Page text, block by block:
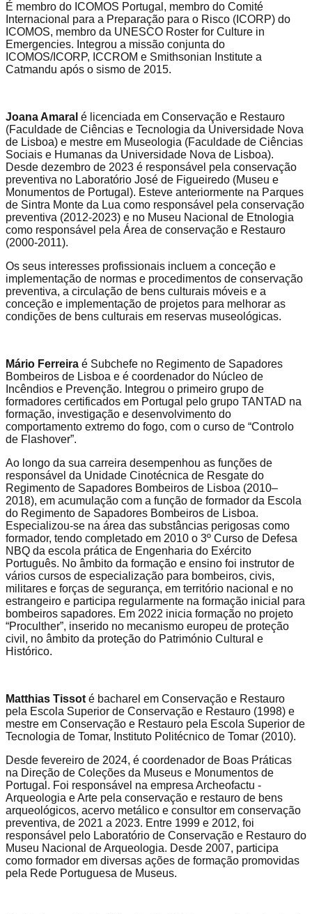
É membro do ICOMOS Portugal, membro do Comité
Internacional para a Preparação para o Risco (ICORP) do
ICOMOS, membro da UNESCO Roster for Culture in
Emergencies. Integrou a missão conjunta do
ICOMOS/ICORP, ICCROM e Smithsonian Institute a
Catmandu após o sismo de 2015.
Joana Amaral é licenciada em Conservação e Restauro
(Faculdade de Ciências e Tecnologia da Universidade Nova
de Lisboa) e mestre em Museologia (Faculdade de Ciências
Sociais e Humanas da Universidade Nova de Lisboa).
Desde dezembro de 2023 é responsável pela conservação
preventiva no Laboratório José de Figueiredo (Museu e
Monumentos de Portugal). Esteve anteriormente na Parques
de Sintra Monte da Lua como responsável pela conservação
preventiva (2012-2023) e no Museu Nacional de Etnologia
como responsável pela Área de conservação e Restauro
(2000-2011).
Os seus interesses profissionais incluem a conceção e
implementação de normas e procedimentos de conservação
preventiva, a circulação de bens culturais móveis e a
conceção e implementação de projetos para melhorar as
condições de bens culturais em reservas museológicas.
Mário Ferreira é Subchefe no Regimento de Sapadores
Bombeiros de Lisboa e é coordenador do Núcleo de
Incêndios e Prevenção. Integrou o primeiro grupo de
formadores certificados em Portugal pelo grupo TANTAD na
formação, investigação e desenvolvimento do
comportamento extremo do fogo, com o curso de “Controlo
de Flashover”.
Ao longo da sua carreira desempenhou as funções de
responsável da Unidade Cinotécnica de Resgate do
Regimento de Sapadores Bombeiros de Lisboa (2010–
2018), em acumulação com a função de formador da Escola
do Regimento de Sapadores Bombeiros de Lisboa.
Especializou-se na área das substâncias perigosas como
formador, tendo completado em 2010 o 3º Curso de Defesa
NBQ da escola prática de Engenharia do Exército
Português. No âmbito da formação e ensino foi instrutor de
vários cursos de especialização para bombeiros, civis,
militares e forças de segurança, em território nacional e no
estrangeiro e participa regularmente na formação inicial para
bombeiros sapadores. Em 2022 inicia formação no projeto
“Proculther”, inserido no mecanismo europeu de proteção
civil, no âmbito da proteção do Património Cultural e
Histórico.
Matthias Tissoté bacharel em Conservação e Restauro
pela Escola Superior de Conservação e Restauro (1998) e
mestre em Conservação e Restauro pela Escola Superior de
Tecnologia de Tomar, Instituto Politécnico de Tomar (2010).
Desde fevereiro de 2024, é coordenador de Boas Práticas
na Direção de Coleções da Museus e Monumentos de
Portugal. Foi responsável na empresa Archeofactu -
Arqueologia e Arte pela conservação e restauro de bens
arqueológicos, acervo metálico e consultor em conservação
preventiva, de 2021 a 2023. Entre 1999 e 2012, foi
responsável pelo Laboratório de Conservação e Restauro do
Museu Nacional de Arqueologia. Desde 2007, participa
como formador em diversas ações de formação promovidas
pela Rede Portuguesa de Museus.